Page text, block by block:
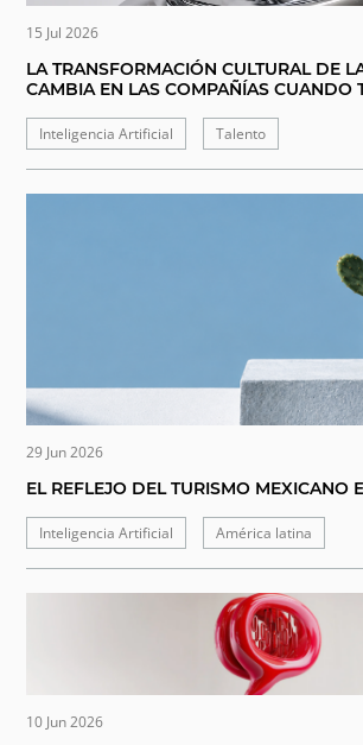
15 Jul 2026
LA TRANSFORMACIÓN CULTURAL DE
CAMBIA EN LAS COMPAÑÍAS CUANDO
Inteligencia Artificial Talento
29 Jun 2026
EL REFLEJO DEL TURISMO MEXICANO
Inteligencia Artificial América latina
10 Jun 2026